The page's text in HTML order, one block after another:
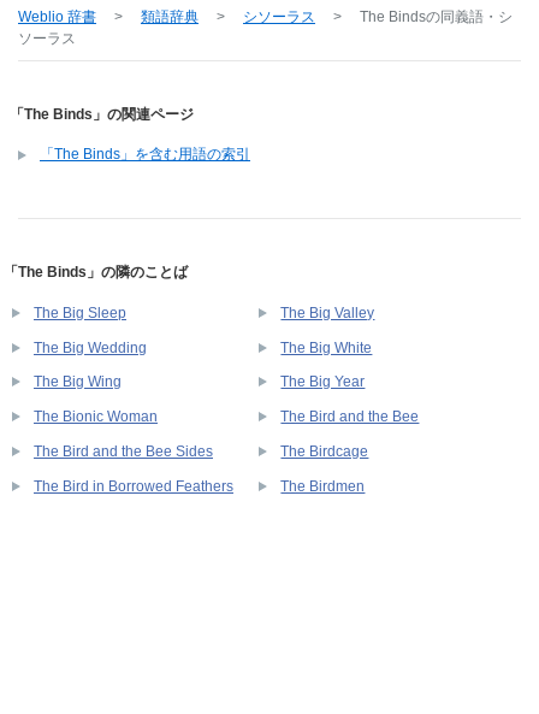
Weblio 辞書 > 類語辞典 > シソーラス > The Bindsの同義語・シ
ソーラス
「The Binds」の関連ページ
「The Binds」を含む用語の索引
「The Binds」の隣のことば
The Big Sleep The Big Valley
The Big Wedding The Big White
The Big Wing The Big Year
The Bionic Woman The Bird and the Bee
The Bird and the Bee Sides The Birdcage
The Bird in Borrowed Feathers The Birdmen